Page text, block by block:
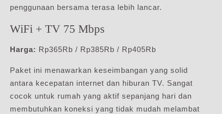
penggunaan bersama terasa lebih lancar.
WiFi + TV 75 Mbps
Harga: Rp365Rb / Rp385Rb / Rp405Rb
Paket ini menawarkan keseimbangan yang solid
antara kecepatan internet dan hiburan TV. Sangat
cocok untuk rumah yang aktif sepanjang hari dan
membutuhkan koneksi yang tidak mudah melambat